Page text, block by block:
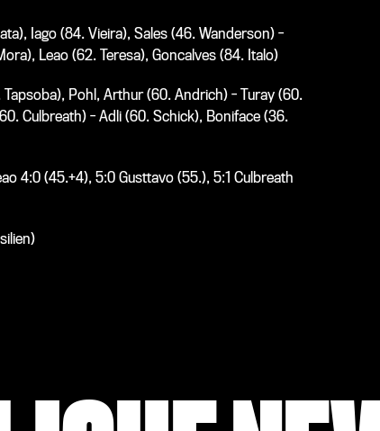
Iago (84. Vieira), Sales (46. Wanderson) -
Leao (62. Teresa), Goncalves (84. Italo)
Pohl, Arthur (60. Andrich) - Turay (60.
Culbreath) - Adli (60. Schick), Boniface (36.
4:0 (45.+4), 5:0 Gusttavo (55.), 5:1 Culbreath